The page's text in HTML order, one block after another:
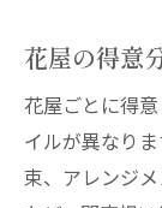
花屋の得意
花屋ごとに得
イルが異なり
束、アレンジ